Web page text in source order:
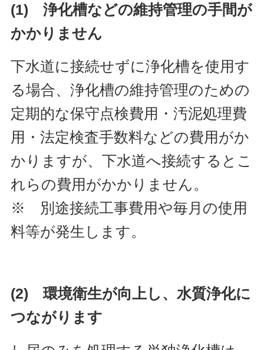
(1) 浄化槽などの維持管理の手間が
かかりません
下水道に接続せずに浄化槽を使用す
る場合、浄化槽の維持管理のための
定期的な保守点検費用・汚泥処理費
用・法定検査手数料などの費用がか
かりますが、下水道へ接続するとこ
れらの費用がかかりません。
※ 別途接続工事費用や毎月の使用
料等が発生します。
(2) 環境衛生が向上し、水質浄化に
つながります